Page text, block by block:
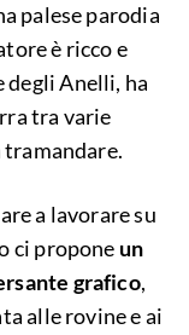
palese parodia
è ricco e
degli Anelli, ha
tra varie
tramandare.
a lavorare su
ci propone un
grafico,
alle rovine e ai